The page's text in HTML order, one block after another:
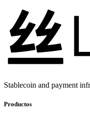
Stablecoin and payment
Productos